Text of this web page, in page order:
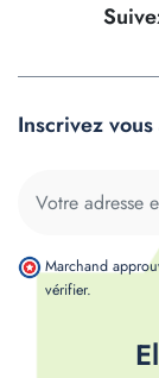
Inscrivez
Marchand
vérifier.